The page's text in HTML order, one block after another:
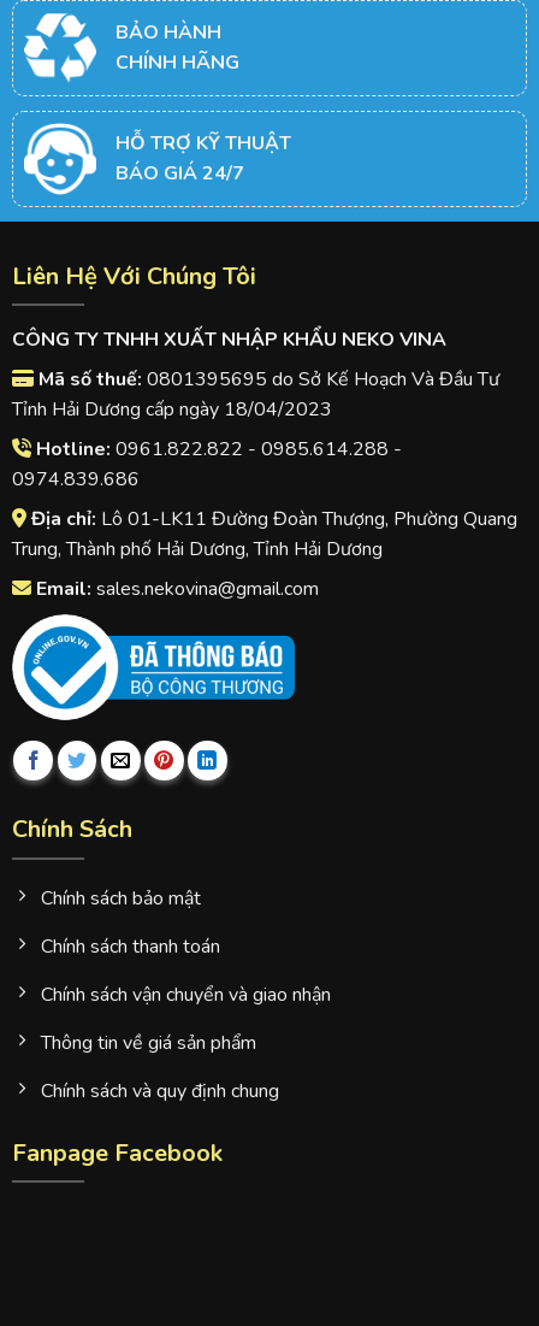
BẢO HÀNH
CHÍNH HÃNG
HỖ TRỢ KỸ THUẬT
BÁO GIÁ 24/7
Liên Hệ Với Chúng Tôi
CÔNG TY TNHH XUẤT NHẬP KHẨU NEKO VINA
Mã số thuế: 0801395695 do Sở Kế Hoạch Và Đầu Tư
Tỉnh Hải Dương cấp ngày 18/04/2023
Hotline: 0961.822.822 - 0985.614.288 -
0974.839.686
Địa chỉ: Lô 01-LK11 Đường Đoàn Thượng, Phường Quang
Trung, Thành phố Hải Dương, Tỉnh Hải Dương
Email: sales.nekovina@gmail.com
Chính Sách
Chính sách bảo mật
Chính sách thanh toán
Chính sách vận chuyển và giao nhận
Thông tin về giá sản phẩm
Chính sách và quy định chung
Fanpage Facebook